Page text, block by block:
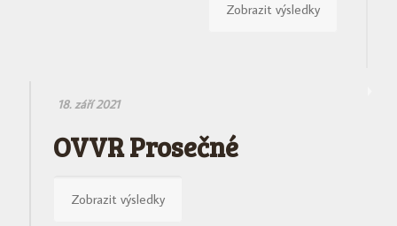
Zobrazit výsledky
18. září 2021
OVVR Prosečné
Zobrazit výsledky